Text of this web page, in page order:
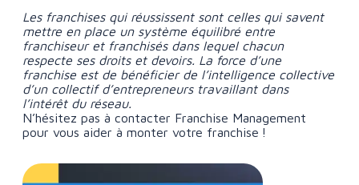
Les franchises qui réussissent sont celles qui savent
mettre en place un système équilibré entre
franchiseur et franchisés dans lequel chacun
respecte ses droits et devoirs. La force d’une
franchise est de bénéficier de l’intelligence collective
d’un collectif d’entrepreneurs travaillant dans
l’intérêt du réseau.
N’hésitez pas à contacter Franchise Management
pour vous aider à monter votre franchise !